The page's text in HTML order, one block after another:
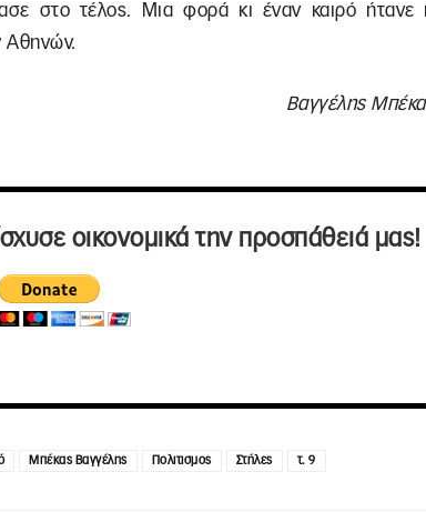
στο τέλος. Μια φορά κι έναν καιρό ήτανε
Αθηνών.
Βαγγέλης
οικονομικά την προσπάθειά μας!
Μπέκας Βαγγέλης Πολιτισμος Στήλες τ. 9